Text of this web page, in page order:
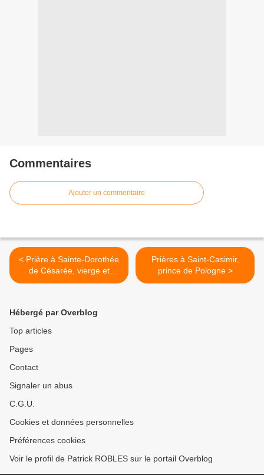
Commentaires
Ajouter un commentaire
< Prière à Sainte-Dorothée
de Césarée, vierge et
martyre
Prières à Saint-Casimir,
prince de Pologne >
Hébergé par Overblog
Top articles
Pages
Contact
Signaler un abus
C.G.U.
Cookies et données personnelles
Préférences cookies
Voir le profil de Patrick ROBLES sur le portail Overblog